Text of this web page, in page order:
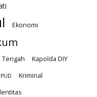
Ekonomi
Tengah
Kapolda DIY
Kriminal